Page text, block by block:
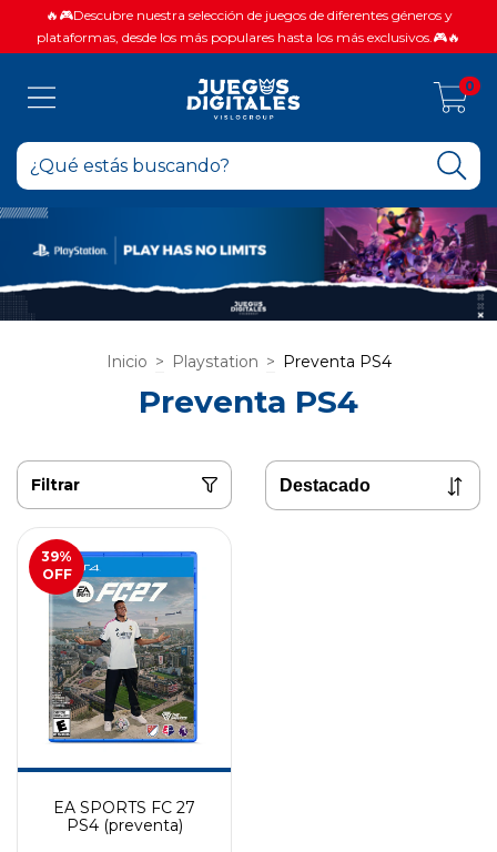
🔥🎮Descubre nuestra selección de juegos de diferentes géneros y
plataformas, desde los más populares hasta los más exclusivos.🎮🔥
0
Inicio > Playstation > Preventa PS4
Preventa PS4
Filtrar
39%
OFF
EA SPORTS FC 27
PS4 (preventa)